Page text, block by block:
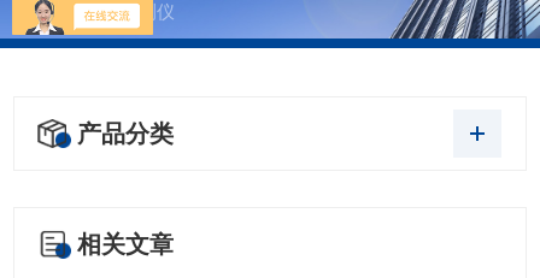
氨氮总磷总氮检测仪
产品分类
相关文章